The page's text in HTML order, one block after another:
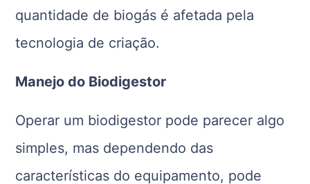
quantidade de biogás é afetada pela
tecnologia de criação.
Manejo do Biodigestor
Operar um biodigestor pode parecer algo
simples, mas dependendo das
características do equipamento, pode